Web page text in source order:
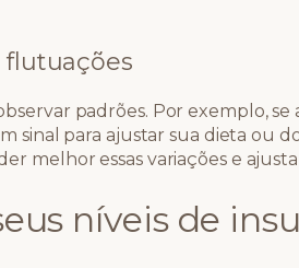
padrões. Por exemplo, se
sinal para ajustar sua dieta ou
melhor essas variações e
níveis de